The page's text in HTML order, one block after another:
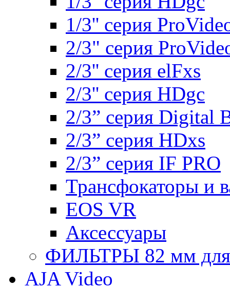
1/3'' серия
2/3" серия
2/3'' серия elFxs
2/3'' серия HDgc
2/3” серия Digital
2/3” серия HDxs
2/3” серия IF PRO
Трансфокаторы и
EOS VR
Аксессуары
ФИЛЬТРЫ 82 мм для
AJA Video